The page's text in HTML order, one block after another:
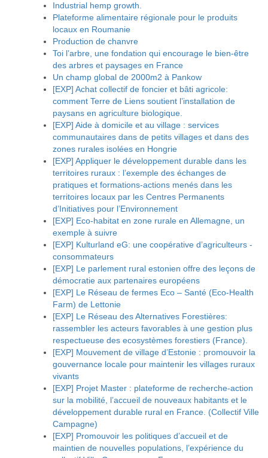
Industrial hemp growth.
Plateforme alimentaire régionale pour le produits
locaux en Roumanie
Production de chanvre
Toi l’arbre, une fondation qui encourage le bien-être
des arbres et paysages en France
Un champ global de 2000m2 à Pankow
[EXP] Achat collectif de foncier et bâti agricole:
comment Terre de Liens soutient l’installation de
paysans en agriculture biologique.
[EXP] Aide à domicile et au village : services
communautaires dans de petits villages et dans des
zones rurales isolées en Hongrie
[EXP] Appliquer le développement durable dans les
territoires ruraux : l’exemple des échanges de
pratiques et formations-actions menés dans les
territoires locaux par les Centres Permanents
d’Initiatives pour l’Environnement
[EXP] Eco-habitat en zone rurale en Allemagne, un
exemple à suivre
[EXP] Kulturland eG: une coopérative d’agriculteurs -
consommateurs
[EXP] Le parlement rural estonien offre des leçons de
démocratie aux partenaires européens
[EXP] Le Réseau de fermes Eco – Santé (Eco-Health
Farm) de Lettonie
[EXP] Le Réseau des Alternatives Forestières:
rassembler les acteurs favorables à une gestion plus
respectueuse des ecosystèmes forestiers (France).
[EXP] Mouvement de village d’Estonie : promouvoir la
gouvernance locale pour maintenir les villages ruraux
vivants
[EXP] Projet Master : plateforme de recherche-action
sur la mobilité, l’accueil de nouveaux habitants et le
développement durable rural en France. (Collectif Ville
Campagne)
[EXP] Promouvoir les politiques d’accueil et de
maintien de nouvelles populations, l’expérience du